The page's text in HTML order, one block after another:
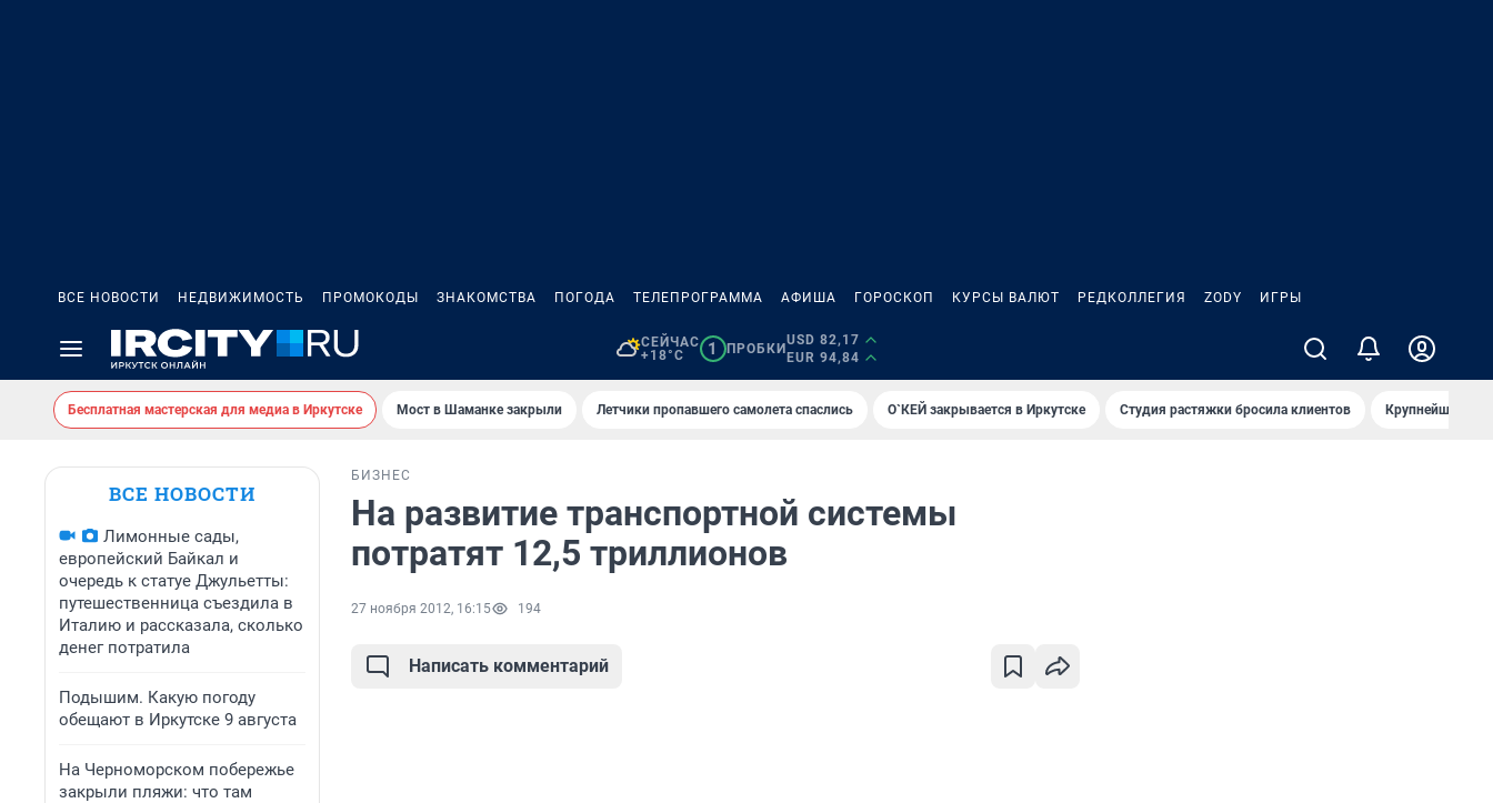
ВСЕ НОВОСТИ НЕДВИЖИМОСТЬ ПРОМОКОДЫ ЗНАКОМСТВА ПОГОДА ТЕЛЕПРОГРАММА АФИША ГОРОСКОП КУРСЫ ВАЛЮТ РЕДКОЛЛЕГИЯ ZODY ИГРЫ
СЕЙЧАС
+18°C
1 ПРОБКИ
USD 82,17
EUR 94,84
Бесплатная мастерская для медиа в Иркутске Мост в Шаманке закрыли Летчики пропавшего самолета спаслись О`КЕЙ закрывается в Иркутске Студия растяжки бросила клиентов Крупнейшие
ВСЕ НОВОСТИ
Лимонные сады,
европейский Байкал и
очередь к статуе Джульетты:
путешественница съездила в
Италию и рассказала, сколько
денег потратила
Подышим. Какую погоду
обещают в Иркутске 9 августа
На Черноморском побережье
закрыли пляжи: что там
БИЗНЕС
На развитие транспортной системы
потратят 12,5 триллионов
27 ноября 2012, 16:15 194
Написать комментарий